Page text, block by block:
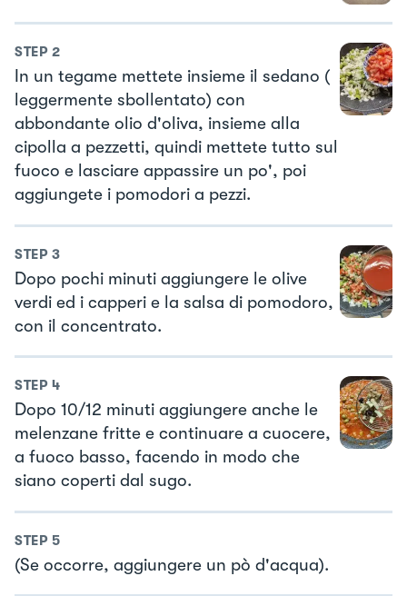
STEP 2
In un tegame mettete insieme il sedano (
leggermente sbollentato) con
abbondante olio d'oliva, insieme alla
cipolla a pezzetti, quindi mettete tutto sul
fuoco e lasciare appassire un po', poi
aggiungete i pomodori a pezzi.
STEP 3
Dopo pochi minuti aggiungere le olive
verdi ed i capperi e la salsa di pomodoro,
con il concentrato.
STEP 4
Dopo 10/12 minuti aggiungere anche le
melenzane fritte e continuare a cuocere,
a fuoco basso, facendo in modo che
siano coperti dal sugo.
STEP 5
(Se occorre, aggiungere un pò d'acqua).